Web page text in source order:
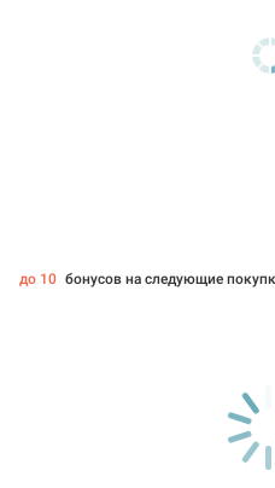
до 10 бонусов на следующие